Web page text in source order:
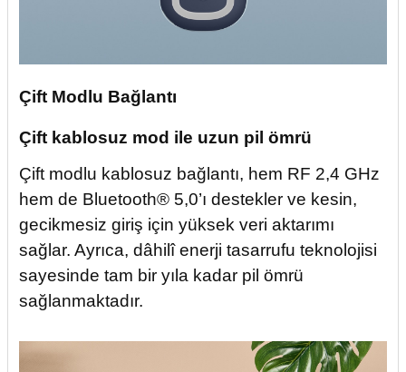
Çift Modlu Bağlantı
Çift kablosuz mod ile uzun pil ömrü
Çift modlu kablosuz bağlantı, hem RF 2,4 GHz
hem de Bluetooth® 5,0’ı destekler ve kesin,
gecikmesiz giriş için yüksek veri aktarımı
sağlar. Ayrıca, dâhilî enerji tasarrufu teknolojisi
sayesinde tam bir yıla kadar pil ömrü
sağlanmaktadır.